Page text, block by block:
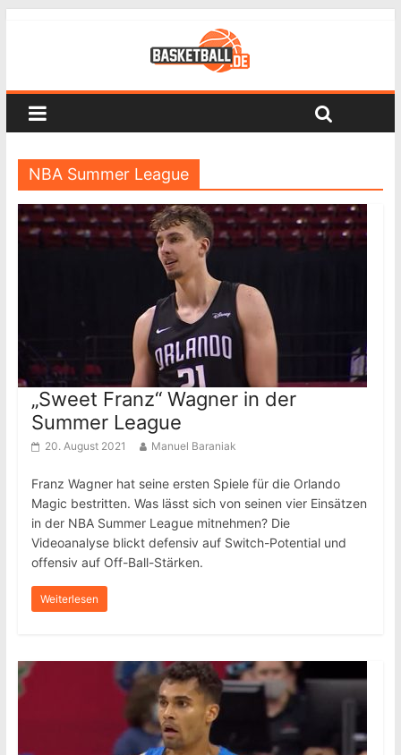
NBA Summer League
„Sweet Franz“ Wagner in der
Summer League
20. August 2021 Manuel Baraniak
Franz Wagner hat seine ersten Spiele für die Orlando
Magic bestritten. Was lässt sich von seinen vier Einsätzen
in der NBA Summer League mitnehmen? Die
Videoanalyse blickt defensiv auf Switch-Potential und
offensiv auf Off-Ball-Stärken.
Weiterlesen